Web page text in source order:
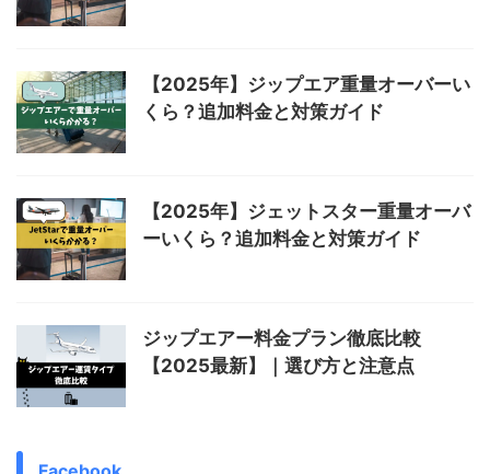
【2025年】ジップエア重量オーバーい
くら？追加料金と対策ガイド
【2025年】ジェットスター重量オーバ
ーいくら？追加料金と対策ガイド
ジップエアー料金プラン徹底比較
【2025最新】｜選び方と注意点